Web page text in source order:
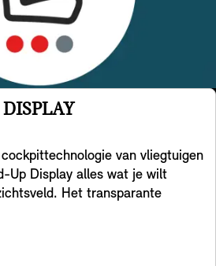
van vliegtuigen
Up Display alles wat je wilt
Het transparante
kaarten, rijhulpfuncties en